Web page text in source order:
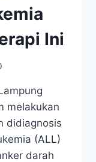
Ini
melakukan
didiagnosis
(ALL)
darah